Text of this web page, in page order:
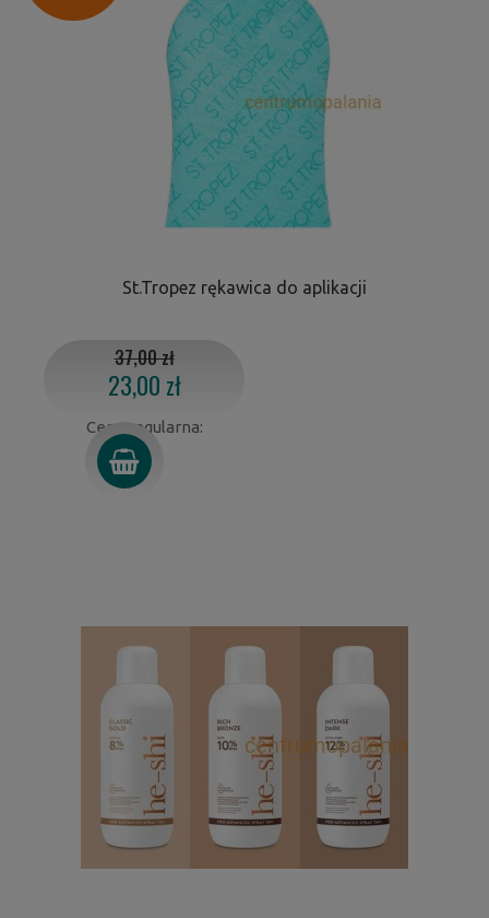
St.Tropez rękawica do aplikacji
23,00 zł
Cena regularna:
37,00 zł